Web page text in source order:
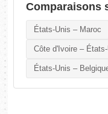
Comparaisons
États-Unis – Maroc
Côte d'Ivoire –
États-Unis –